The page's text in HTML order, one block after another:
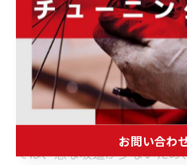
ママチャリで10km通勤の
ママチャリで10kmの通勤距
おおよそ40分から50分が目
ちや交通状況、個人の体力
後しますが、一般的なペー
算すると現実的な数値です
では、急な坂道が少ないた
お問い合わ